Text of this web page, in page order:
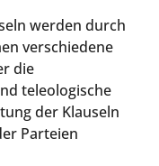
werden durch
verschiedene
die
teleologische
der Klauseln
Parteien